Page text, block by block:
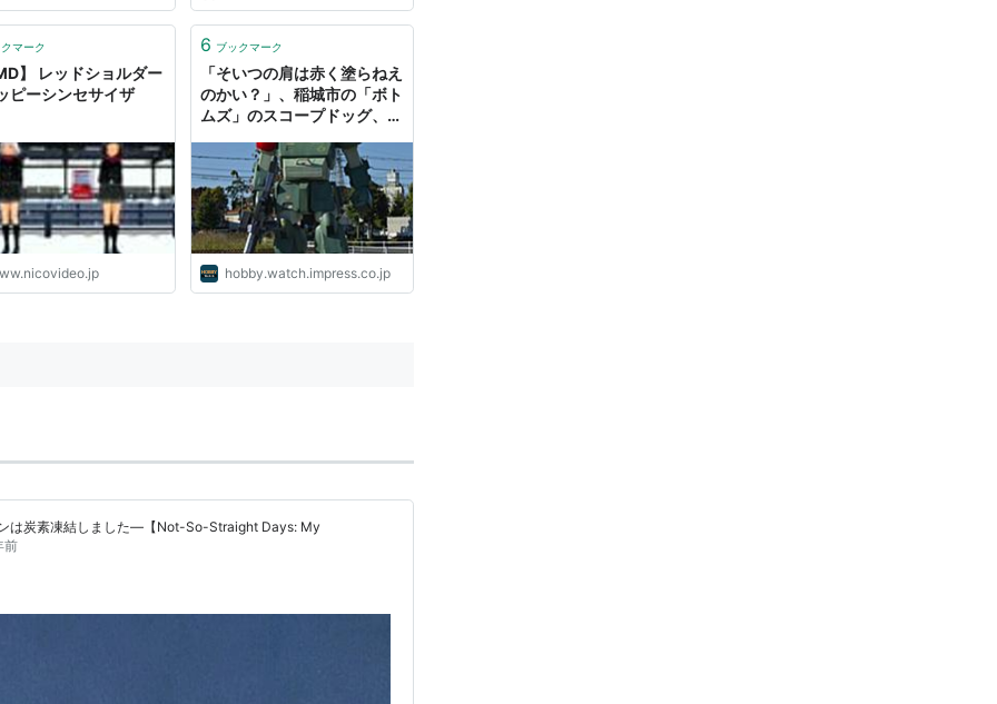
マーク
】 レッドショルダー
ピーシンセサイザ
6 ブックマーク
「そいつの肩は赤く塗らねえ
のかい？」、稲城市の「ボト
ムズ」のスコープドッグ、8
ー」仕様に！
hobby.watch.impress.co.jp
は炭素凍結しました―【Not-So-Straight Days: My
前